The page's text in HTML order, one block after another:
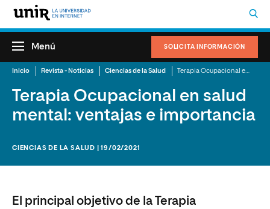
SOLICITA INFORMACIÓN
Menú
Inicio Revista - Noticias Ciencias de la Salud
Terapia Ocupacional en salud
mental: ventajas e importancia
CIENCIAS DE LA SALUD | 19/02/2021
El principal objetivo de la Terapia